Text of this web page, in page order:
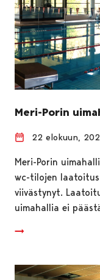
Meri-Porin
22 elokuun,
Meri-Porin
wc-tilojen
viivästynyt.
uimahallia ei